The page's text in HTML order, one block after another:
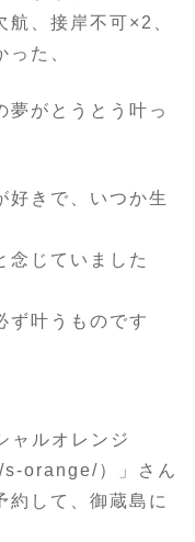
、接岸不可×2、
た、
夢がとうとう叶っ
好きで、いつか生
念じていました
ず叶うものです
ャルオレンジ
orange/）」さん
約して、御蔵島に